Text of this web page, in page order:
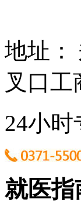
地址：
叉口工
24小时
就医指